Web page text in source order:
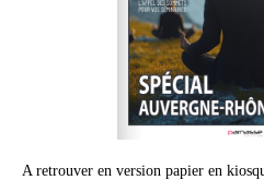
A retrouver en version papier en